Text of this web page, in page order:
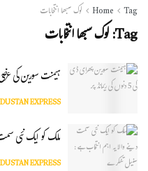
Home Tag لوک سبھا انتخابات
Tag:لوک سبھا انتخابات
ہیمنت سورین کی
EXPRESS
ملک کو ایک نئی
EXPRESS